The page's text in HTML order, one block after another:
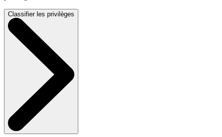
Classifier les privilèges